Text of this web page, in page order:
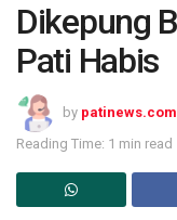
Dikepung
Pati Habis
by patinews.com
Reading Time: 1 min read